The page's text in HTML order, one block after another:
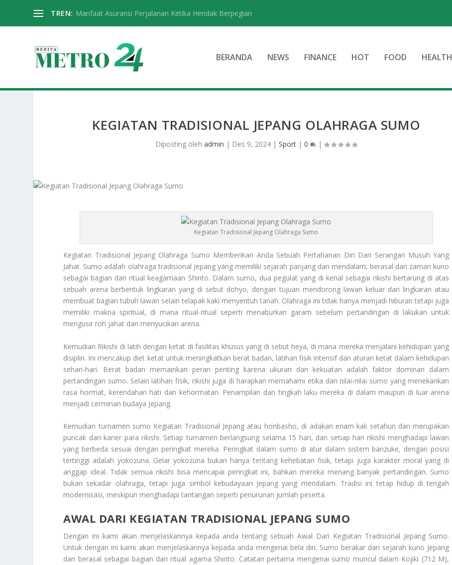
TREN: Manfaat Asuransi Perjalanan Ketika Hendak Berpegian
BERANDA NEWS FINANCE HOT FOOD HEALTH
KEGIATAN TRADISIONAL JEPANG OLAHRAGA SUMO
Diposting olehadmin | Des 9, 2024 |Sport |0 |
Kegiatan Tradisional Jepang Olahraga Sumo
Kegiatan Tradisional Jepang Olahraga Sumo Memberikan Anda Sebuah Pertahanan Diri Dari Serangan Musuh Yang
Jahat. Sumo adalah olahraga tradisional Jepang yang memiliki sejarah panjang dan mendalam, berasal dari zaman kuno
sebagai bagian dari ritual keagamaan Shinto. Dalam sumo, dua pegulat yang di kenal sebagai rikishi bertarung di atas
sebuah arena berbentuk lingkaran yang di sebut dohyo, dengan tujuan mendorong lawan keluar dari lingkaran atau
membuat bagian tubuh lawan selain telapak kaki menyentuh tanah. Olahraga ini tidak hanya menjadi hiburan tetapi juga
memiliki makna spiritual, di mana ritual-ritual seperti menaburkan garam sebelum pertandingan di lakukan untuk
mengusir roh jahat dan menyucikan arena.
Kemudian Rikishi di latih dengan ketat di fasilitas khusus yang di sebut heya, di mana mereka menjalani kehidupan yang
disiplin. Ini mencakup diet ketat untuk meningkatkan berat badan, latihan fisik intensif dan aturan ketat dalam kehidupan
sehari-hari. Berat badan memainkan peran penting karena ukuran dan kekuatan adalah faktor dominan dalam
pertandingan sumo. Selain latihan fisik, rikishi juga di harapkan memahami etika dan nilai-nilai sumo yang menekankan
rasa hormat, kerendahan hati dan kehormatan. Penampilan dan tingkah laku mereka di dalam maupun di luar arena
menjadi cerminan budaya Jepang.
Kemudian turnamen sumo Kegiatan Tradisional Jepang atau honbasho, di adakan enam kali setahun dan merupakan
puncak dari karier para rikishi. Setiap turnamen berlangsung selama 15 hari, dan setiap hari rikishi menghadapi lawan
yang berbeda sesuai dengan peringkat mereka. Peringkat dalam sumo di atur dalam sistem banzuke, dengan posisi
tertinggi adalah yokozuna. Gelar yokozuna bukan hanya tentang kehebatan fisik, tetapi juga karakter moral yang di
anggap ideal. Tidak semua rikishi bisa mencapai peringkat ini, bahkan mereka menang banyak pertandingan. Sumo
bukan sekadar olahraga, tetapi juga simbol kebudayaan Jepang yang mendalam. Tradisi ini tetap hidup di tengah
modernisasi, meskipun menghadapi tantangan seperti penurunan jumlah peserta.
AWAL DARI KEGIATAN TRADISIONAL JEPANG SUMO
Dengan ini kami akan menjelaskannya kepada anda tentang sebuahAwal Dari Kegiatan Tradisional Jepang Sumo.
Untuk dengan ini kami akan menjelaskannya kepada anda mengenai bela diri. Sumo berakar dari sejarah kuno Jepang
dan berasal sebagai bagian dari ritual agama Shinto. Catatan pertama mengenai sumo muncul dalam Kojiki (712 M),